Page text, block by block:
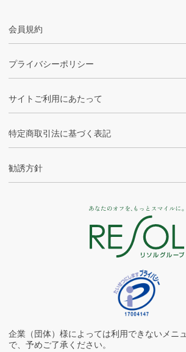
会員規約
プライバシーポリシー
サイトご利用にあたって
特定商取引法に基づく表記
勧誘方針
企業（団体）様によっては利用できないメニ
で、予めご了承ください。